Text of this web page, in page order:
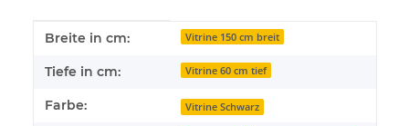
Produkteigenschaft
Wert
Breite in cm: Vitrine 150 cm breit
Tiefe in cm: Vitrine 60 cm tief
Farbe: Vitrine Schwarz